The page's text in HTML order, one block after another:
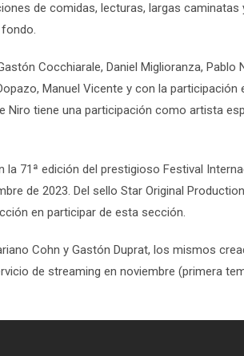
de comidas, lecturas, largas caminatas
Cocchiarale, Daniel Miglioranza, Pablo
Manuel Vicente y con la participación
Niro tiene una participación como artista
71ª edición del prestigioso Festival
de 2023. Del sello Star Original
en participar de esta sección.
Cohn y Gastón Duprat, los mismos
de streaming en noviembre (primera